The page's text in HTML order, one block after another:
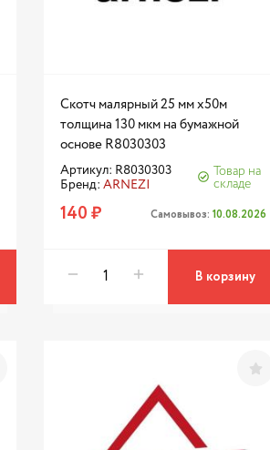
Скотч малярный 25 мм x50м
толщина 130 мкм на бумажной
основе R8030303
Артикул: R8030303
Бренд: ARNEZI
Товар на
складе
140 ₽ Самовывоз:10.08.2026
В корзину